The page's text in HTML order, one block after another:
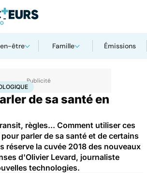
être Famille Émissions
technologique
de sa santé en
règles... Comment utiliser ces
parler de sa santé et de certains
réserve la cuvée 2018 des nouveaux
d'Olivier Levard, journaliste
technologies.